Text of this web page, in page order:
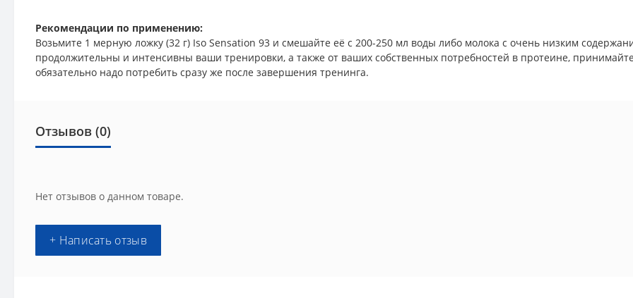
Рекомендации по применению:
Возьмите 1 мерную ложку (32 г) Iso Sensation 93 и смешайте её с 200-250 мл воды либо молока с очень низким
продолжительны и интенсивны ваши тренировки, а также от ваших собственных потребностей в протеине,
обязательно надо потребить сразу же после завершения тренинга.
Отзывов (0)
Нет отзывов о данном товаре.
+ Написать отзыв